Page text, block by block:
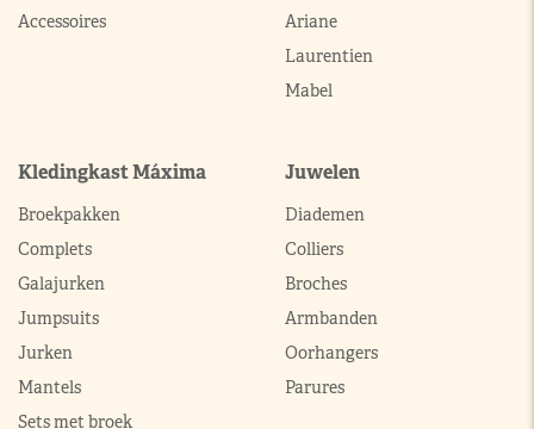
Accessoires
Ariane
Laurentien
Mabel
Kledingkast Máxima
Broekpakken
Complets
Galajurken
Jumpsuits
Jurken
Mantels
Sets met broek
Juwelen
Diademen
Colliers
Broches
Armbanden
Oorhangers
Parures